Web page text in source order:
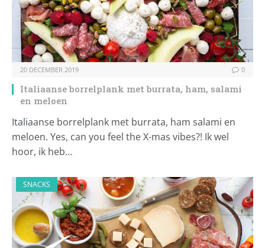
20 DECEMBER 2019 0
Italiaanse borrelplank met burrata, ham, salami
en meloen
Italiaanse borrelplank met burrata, ham salami en
meloen. Yes, can you feel the X-mas vibes?! Ik wel
hoor, ik heb…
SNACKS